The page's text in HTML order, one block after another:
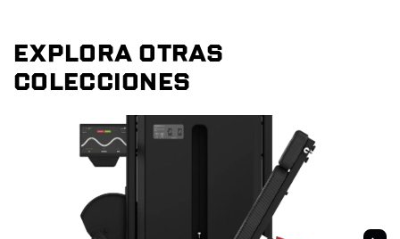
EXPLORA OTRAS
COLECCIONES